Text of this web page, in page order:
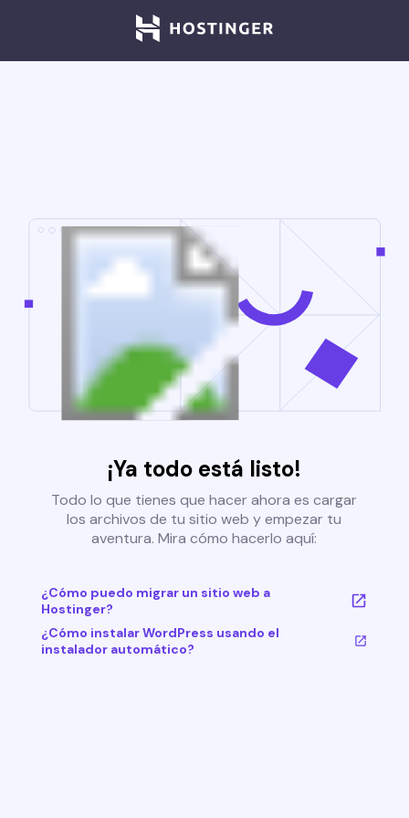
¡Ya todo está listo!
Todo lo que tienes que hacer ahora es cargar
los archivos de tu sitio web y empezar tu
aventura. Mira cómo hacerlo aquí:
¿Cómo puedo migrar un sitio web a
Hostinger?
¿Cómo instalar WordPress usando el
instalador automático?